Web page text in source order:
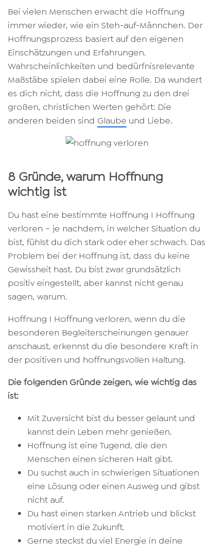
Bei vielen Menschen erwacht die Hoffnung
immer wieder, wie ein Steh-auf-Männchen. Der
Hoffnungsprozess basiert auf den eigenen
Einschätzungen und Erfahrungen.
Wahrscheinlichkeiten und bedürfnisrelevante
Maßstäbe spielen dabei eine Rolle. Da wundert
es dich nicht, dass die Hoffnung zu den drei
großen, christlichen Werten gehört: Die
anderen beiden sind Glaube und Liebe.
8 Gründe, warum Hoffnung
wichtig ist
Du hast eine bestimmte Hoffnung I Hoffnung
verloren – je nachdem, in welcher Situation du
bist, fühlst du dich stark oder eher schwach. Das
Problem bei der Hoffnung ist, dass du keine
Gewissheit hast. Du bist zwar grundsätzlich
positiv eingestellt, aber kannst nicht genau
sagen, warum.
Hoffnung I Hoffnung verloren, wenn du die
besonderen Begleiterscheinungen genauer
anschaust, erkennst du die besondere Kraft in
der positiven und hoffnungsvollen Haltung.
Die folgenden Gründe zeigen, wie wichtig das
ist:
Mit Zuversicht bist du besser gelaunt und
kannst dein Leben mehr genießen.
Hoffnung ist eine Tugend, die den
Menschen einen sicheren Halt gibt.
Du suchst auch in schwierigen Situationen
eine Lösung oder einen Ausweg und gibst
nicht auf.
Du hast einen starken Antrieb und blickst
motiviert in die Zukunft.
Gerne steckst du viel Energie in deine